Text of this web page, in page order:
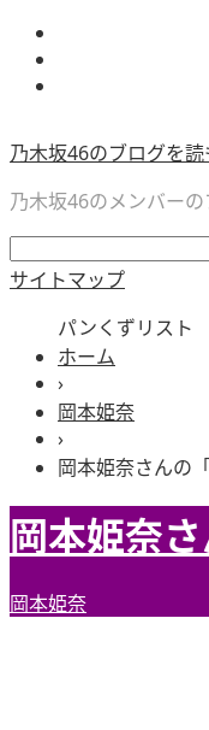
乃木坂46のブログを読
乃木坂46のメンバー
サイトマップ
パンくずリスト
ホーム
›
岡本姫奈
›
岡本姫奈さんの
岡本姫奈
岡本姫奈